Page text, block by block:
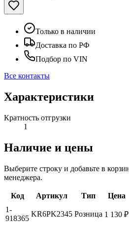
Только в наличии
Доставка по РФ
Подбор по VIN
Все контакты
Характеристики
Кратность отгрузки
1
Наличие и цены
Выберите строку и добавьте в
менеджера.
Код Артикул Тип Цена
1-
918365
KR6PK2345 Розница 1 130 ₽